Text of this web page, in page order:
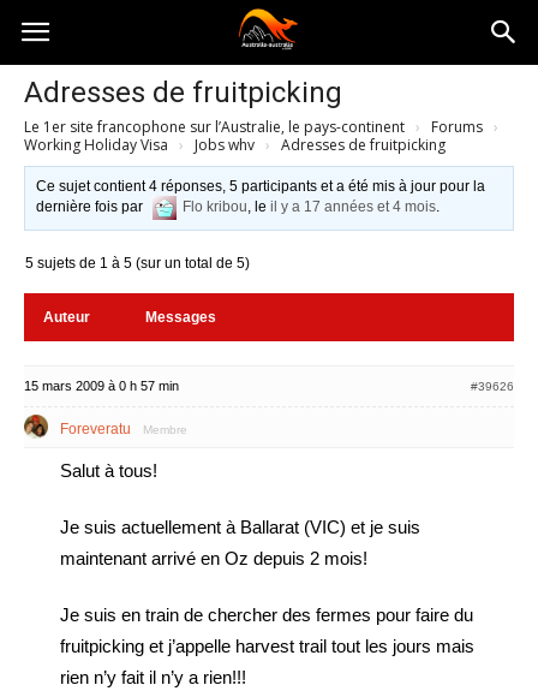
Australia-
australie.com
Adresses de fruitpicking
Le 1er site francophone sur l’Australie, le pays-continent › Forums ›
Working Holiday Visa › Jobs whv › Adresses de fruitpicking
Ce sujet contient 4 réponses, 5 participants et a été mis à jour pour la
dernière fois par
Flo kribou, leil y a 17 années et 4 mois.
5 sujets de 1 à 5 (sur un total de 5)
Auteur Messages
15 mars 2009 à 0 h 57 min #39626
Foreveratu Membre
Salut à tous!
Je suis actuellement à Ballarat (VIC) et je suis
maintenant arrivé en Oz depuis 2 mois!
Je suis en train de chercher des fermes pour faire du
fruitpicking et j’appelle harvest trail tout les jours mais
rien n’y fait il n’y a rien!!!